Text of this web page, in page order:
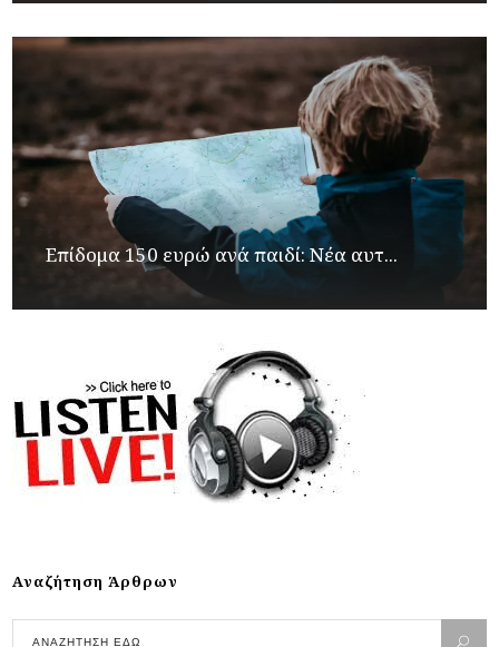
Επίδομα 150 ευρώ ανά παιδί: Νέα αυτ...
Αναζήτηση Άρθρων